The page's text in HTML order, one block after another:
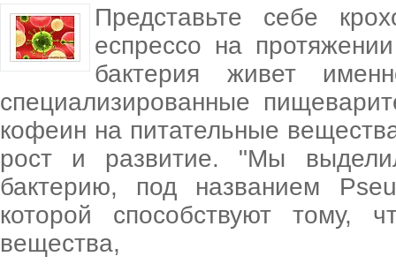
Представьте себе
еспрессо на
бактерия живет
специализированные
кофеин на питательные
рост и развитие. "Мы
бактерию, под названием
которой способствуют тому,
вещества,